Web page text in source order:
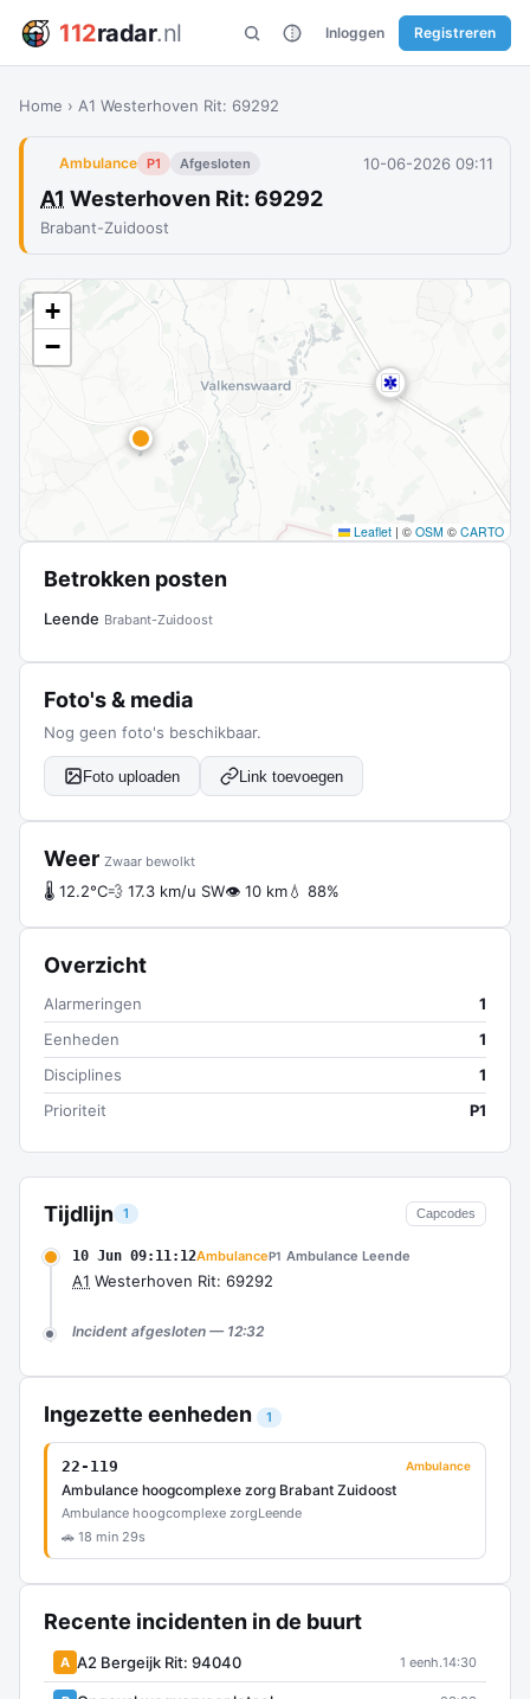
112radar.nl Inloggen Registreren
Home › A1 Westerhoven Rit: 69292
Ambulance P1 Afgesloten 10-06-2026 09:11
A1 Westerhoven Rit: 69292
Brabant-Zuidoost
Tijdlijn 1 Capcodes
10 Jun 09:11:12AmbulanceP1 Ambulance Leende
A1 Westerhoven Rit: 69292
Incident afgesloten — 12:32
Ingezette eenheden 1
22-119 Ambulance
Ambulance hoogcomplexe zorg Brabant Zuidoost
Ambulance hoogcomplexe zorgLeende
🚗 18 min 29s
Recente incidenten in de buurt
A A2 Bergeijk Rit: 94040 1 eenh.14:30
+
−
Leaflet | © OSM © CARTO
Betrokken posten
Leende Brabant-Zuidoost
Foto's & media
Nog geen foto's beschikbaar.
Foto uploaden Link toevoegen
Weer Zwaar bewolkt
🌡 12.2°C💨 17.3 km/u SW👁 10 km💧 88%
Overzicht
Alarmeringen
1
Eenheden
1
Disciplines
1
Prioriteit
P1